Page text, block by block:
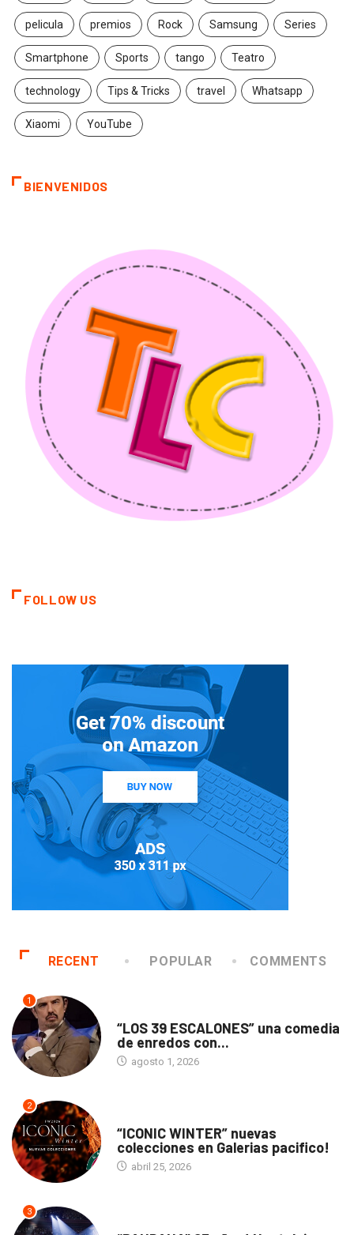
pelicula premios Rock Samsung Series
Smartphone Sports tango Teatro
technology Tips & Tricks travel Whatsapp
Xiaomi YouTube
BIENVENIDOS
FOLLOW US
RECENT POPULAR COMMENTS
1
“LOS 39 ESCALONES” una comedia
de enredos con...
agosto 1, 2026
2
“ICONIC WINTER” nuevas
colecciones en Galerias pacifico!
abril 25, 2026
3